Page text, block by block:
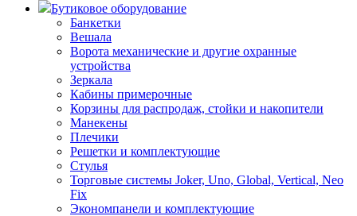
Бутиковое оборудование
Банкетки
Вешала
Ворота механические и другие охранные
устройства
Зеркала
Кабины примерочные
Корзины для распродаж, стойки и накопители
Манекены
Плечики
Решетки и комплектующие
Стулья
Торговые системы Joker, Uno, Global, Vertical, Neo
Fix
Экономпанели и комплектующие